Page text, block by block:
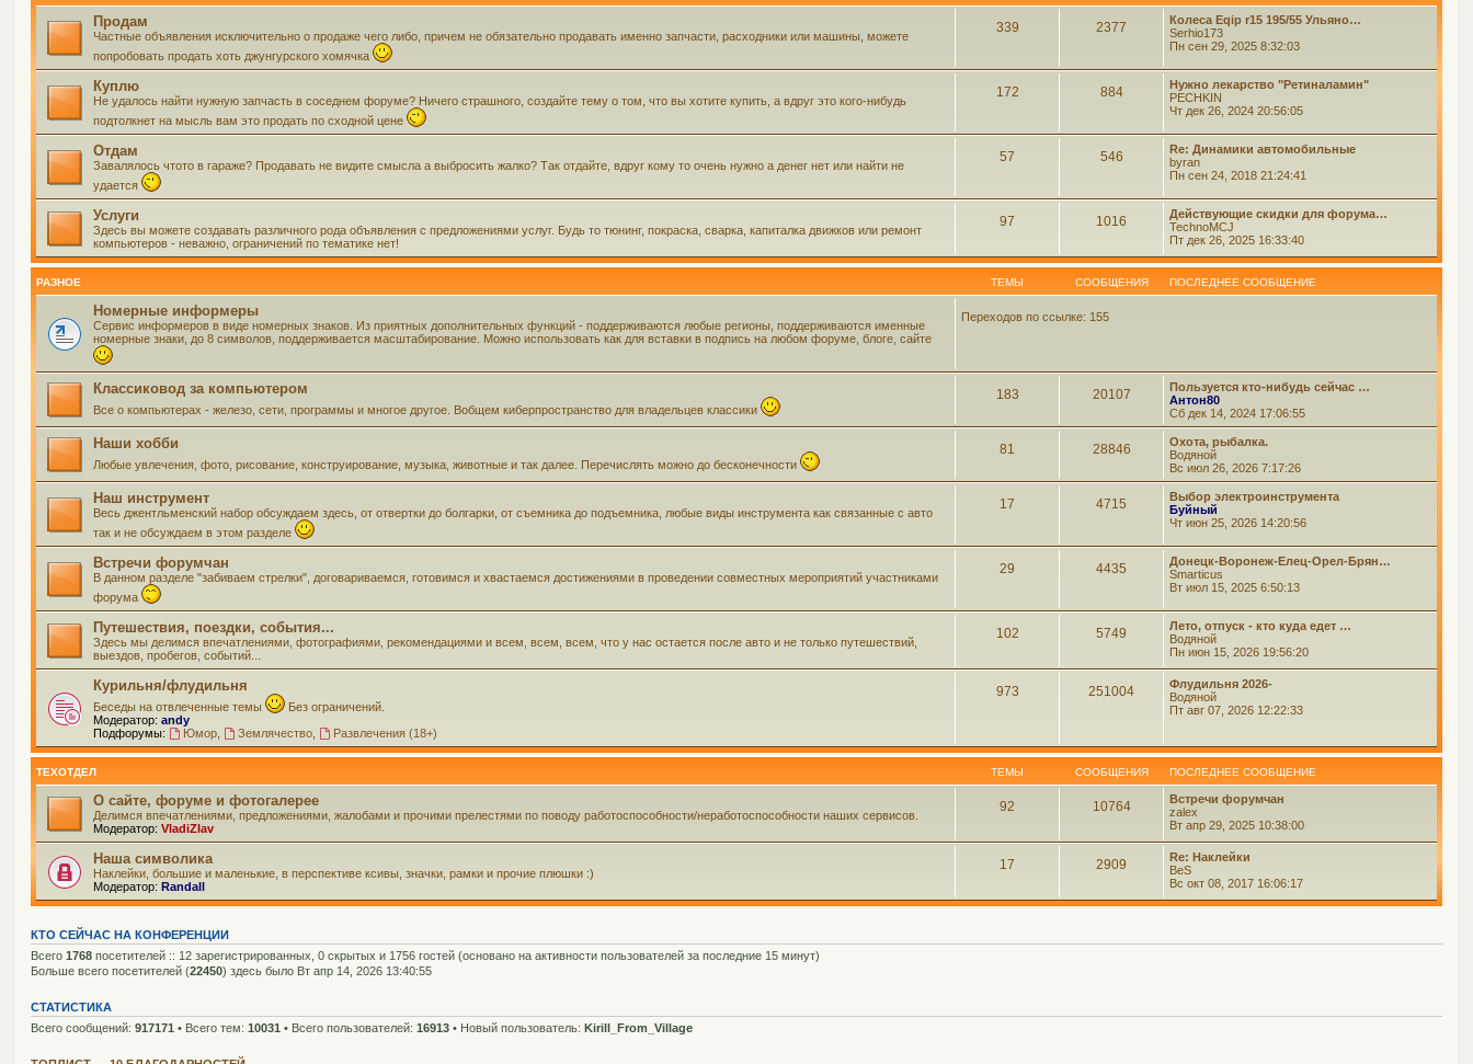
Продам
Частные объявления исключительно о продаже чего либо, причем не обязательно продавать именно запчасти, расходники или машины, можете
попробовать продать хоть джунгурского хомячка
339 2377
Колеса Eqip r15 195/55 Ульяно…
Serhio173
Пн сен 29, 2025 8:32:03
Куплю
Не удалось найти нужную запчасть в соседнем форуме? Ничего страшного, создайте тему о том, что вы хотите купить, а вдруг это кого-нибудь
подтолкнет на мысль вам это продать по сходной цене
172 884
Нужно лекарство "Ретиналамин"
PECHKIN
Чт дек 26, 2024 20:56:05
Отдам
Завалялось чтото в гараже? Продавать не видите смысла а выбросить жалко? Так отдайте, вдруг кому то очень нужно а денег нет или найти не
удается
57 546
Re: Динамики автомобильные
byran
Пн сен 24, 2018 21:24:41
Услуги
Здесь вы можете создавать различного рода объявления с предложениями услуг. Будь то тюнинг, покраска, сварка, капиталка движков или ремонт
компьютеров - неважно, ограничений по тематике нет!
97 1016
Действующие скидки для форума…
TechnoMCJ
Пт дек 26, 2025 16:33:40
РАЗНОЕ ТЕМЫ СООБЩЕНИЯ ПОСЛЕДНЕЕ СООБЩЕНИЕ
Номерные информеры
Сервис информеров в виде номерных знаков. Из приятных дополнительных функций - поддерживаются любые регионы, поддерживаются именные
номерные знаки, до 8 символов, поддерживается масштабирование. Можно использовать как для вставки в подпись на любом форуме, блоге, сайте
Переходов по ссылке: 155
Классиковод за компьютером
Все о компьютерах - железо, сети, программы и многое другое. Вобщем киберпространство для владельцев классики
183 20107
Пользуется кто-нибудь сейчас …
Антон80
Сб дек 14, 2024 17:06:55
Наши хобби
Любые увлечения, фото, рисование, конструирование, музыка, животные и так далее. Перечислять можно до бесконечности
81 28846
Охота, рыбалка.
Водяной
Вс июл 26, 2026 7:17:26
Наш инструмент
Весь джентльменский набор обсуждаем здесь, от отвертки до болгарки, от съемника до подъемника, любые виды инструмента как связанные с авто
так и не обсуждаем в этом разделе
17 4715
Выбор электроинструмента
Буйный
Чт июн 25, 2026 14:20:56
Встречи форумчан
В данном разделе "забиваем стрелки", договариваемся, готовимся и хвастаемся достижениями в проведении совместных мероприятий участниками
форума
29 4435
Донецк-Воронеж-Елец-Орел-Брян…
Smarticus
Вт июл 15, 2025 6:50:13
Путешествия, поездки, события...
Здесь мы делимся впечатлениями, фотографиями, рекомендациями и всем, всем, всем, что у нас остается после авто и не только путешествий,
выездов, пробегов, событий...
102 5749
Лето, отпуск - кто куда едет …
Водяной
Пн июн 15, 2026 19:56:20
Курильня/флудильня
Беседы на отвлеченные темы
Без ограничений.
Модератор: andy
Подфорумы:
Юмор, Землячество, Развлечения (18+)
973 251004
Флудильня 2026-
Водяной
Пт авг 07, 2026 12:22:33
ТЕХОТДЕЛ ТЕМЫ СООБЩЕНИЯ ПОСЛЕДНЕЕ СООБЩЕНИЕ
О сайте, форуме и фотогалерее
Делимся впечатлениями, предложениями, жалобами и прочими прелестями по поводу работоспособности/неработоспособности наших сервисов.
Модератор: VladiZlav
92 10764
Встречи форумчан
zalex
Вт апр 29, 2025 10:38:00
Наша символика
Наклейки, большие и маленькие, в перспективе ксивы, значки, рамки и прочие плюшки :)
Модератор: Randall
17 2909
Re: Наклейки
BeS
Вс окт 08, 2017 16:06:17
КТО СЕЙЧАС НА КОНФЕРЕНЦИИ
Всего 1768 посетителей :: 12 зарегистрированных, 0 скрытых и 1756 гостей (основано на активности пользователей за последние 15 минут)
Больше всего посетителей (22450) здесь было Вт апр 14, 2026 13:40:55
СТАТИСТИКА
Всего сообщений: 917171 • Всего тем: 10031 • Всего пользователей: 16913 • Новый пользователь: Kirill_From_Village